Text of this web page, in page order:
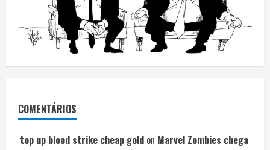
COMENTÁRIOS
top up blood strike cheap gold on Marvel Zombies chega